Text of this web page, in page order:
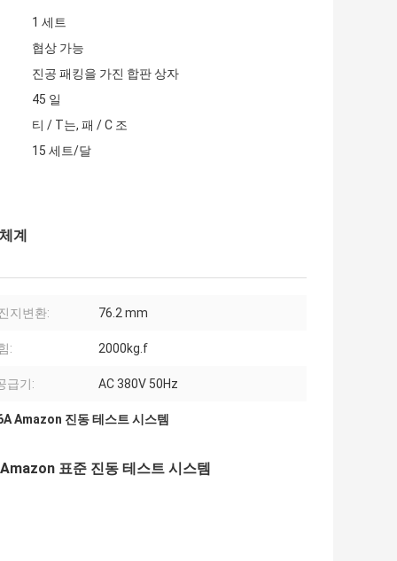
1 세트
협상 가능
진공 패킹을 가진 합판 상자
45 일
티 / T는, 패 / C 조
15 세트/달
계
지변환: 76.2 mm
: 2000kg.f
급기: AC 380V 50Hz
Amazon 진동 테스트 시스템
표준 진동 테스트 시스템